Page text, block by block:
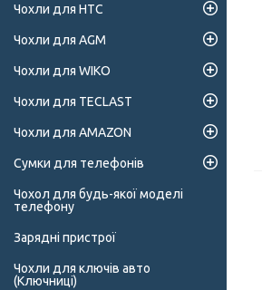
Чохли для HTC
Чохли для AGM
Чохли для WIKO
Чохли для TECLAST
Чохли для AMAZON
Сумки для телефонів
Чохол для будь-якої моделі
телефону
Зарядні пристрої
Чохли для ключів авто
(Ключниці)